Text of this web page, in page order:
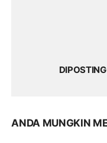
ANDA MUNGKIN